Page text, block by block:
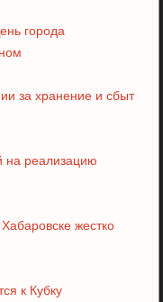
города
за хранение и сбыт
на реализацию
жестко
к Кубку